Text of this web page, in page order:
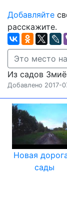
Добавляйте
расскажите.
Это место
Из садов
Добавлено 2017-
Новая
сады